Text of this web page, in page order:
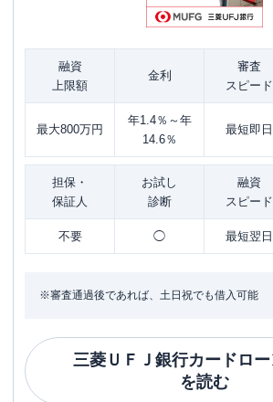
融資
上限額
金利
審査
スピード
最大800万円
年1.4％～年
14.6％
最短即日
担保・
保証人
お試し
診断
融資
スピード
不要 ◯ 最短翌日
※審査通過後であれば、土日祝でも借入可能
三菱ＵＦＪ銀行カードロ
を読む